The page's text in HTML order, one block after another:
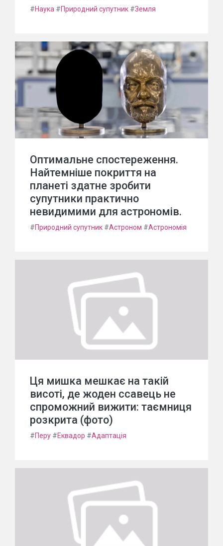
#Наука #Природний супутник #Земля
Оптимальне спостереження.
Найтемніше покриття на
планеті здатне зробити
супутники практично
невидимими для астрономів.
#Природний супутник #Астроном #Астрономія
Ця мишка мешкає на такій
висоті, де жоден ссавець не
спроможний вижити: таємниця
розкрита (фото)
#Перу #Еквадор #Адаптація